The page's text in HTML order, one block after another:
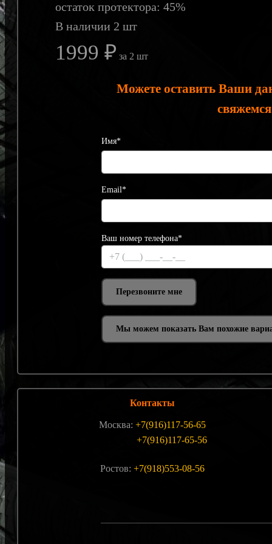
остаток протектора: 45%
В наличии 2 шт
1999 ₽ за 2 шт
Можете оставить Ваши
свяжемся
Имя*
Email*
Ваш номер телефона*
Мы можем показать Вам похожие
Контакты
Москва: +7(916)117-56-65
+7(916)117-65-56
Ростов: +7(918)553-08-56